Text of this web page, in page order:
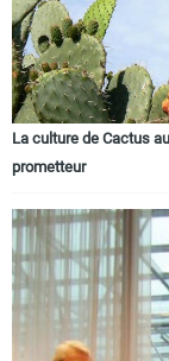
La culture de Cactus
prometteur